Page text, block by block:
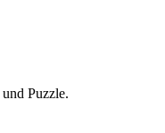
Puzzle.